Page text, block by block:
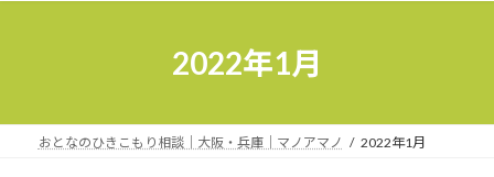
2022年1月
おとなのひきこもり相談｜大阪・兵庫｜マノアマノ 2022年1月